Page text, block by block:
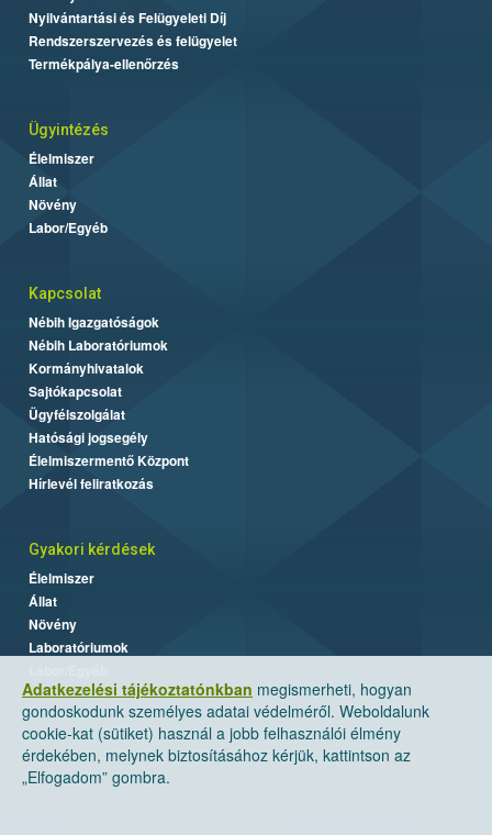
Adatkezelési tájékoztatónkban megismerheti, hogyan
gondoskodunk személyes adatai védelméről. Weboldalunk
cookie-kat (sütiket) használ a jobb felhasználói élmény
érdekében, melynek biztosításához kérjük, kattintson az
„Elfogadom” gombra.
Nyilvántartási és Felügyeleti Díj
Rendszerszervezés és felügyelet
Termékpálya-ellenőrzés
Ügyintézés
Élelmiszer
Állat
Növény
Labor/Egyéb
Kapcsolat
Nébih Igazgatóságok
Nébih Laboratóriumok
Kormányhivatalok
Sajtókapcsolat
Ügyfélszolgálat
Hatósági jogsegély
Élelmiszermentő Központ
Hírlevél feliratkozás
Gyakori kérdések
Élelmiszer
Állat
Növény
Laboratóriumok